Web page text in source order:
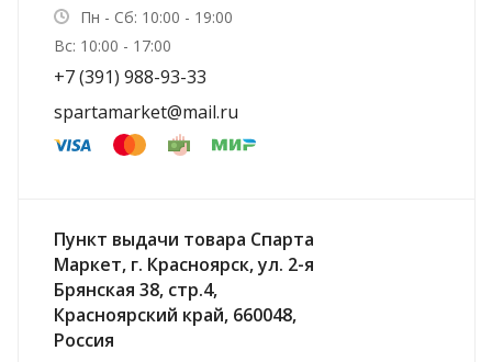
Пн - Сб: 10:00 - 19:00
Вс: 10:00 - 17:00
+7 (391) 988-93-33
spartamarket@mail.ru
Пункт выдачи товара Спарта
Маркет, г. Красноярск, ул. 2-я
Брянская 38, стр.4,
Красноярский край, 660048,
Россия